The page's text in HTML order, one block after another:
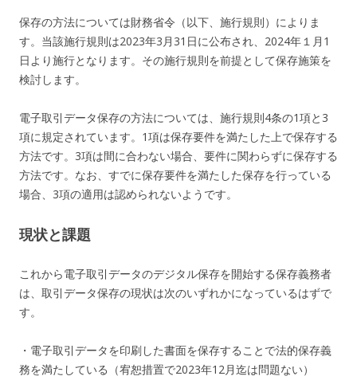
保存の方法については財務省令（以下、施行規則）によりま
す。当該施行規則は2023年3月31日に公布され、2024年１月1
日より施行となります。その施行規則を前提として保存施策を
検討します。
電子取引データ保存の方法については、施行規則4条の1項と3
項に規定されています。1項は保存要件を満たした上で保存する
方法です。3項は間に合わない場合、要件に関わらずに保存する
方法です。なお、すでに保存要件を満たした保存を行っている
場合、3項の適用は認められないようです。
現状と課題
これから電子取引データのデジタル保存を開始する保存義務者
は、取引データ保存の現状は次のいずれかになっているはずで
す。
・電子取引データを印刷した書面を保存することで法的保存義
務を満たしている（宥恕措置で2023年12月迄は問題ない）